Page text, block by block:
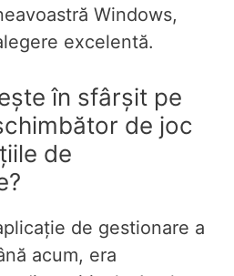
Windows,
excelentă.
în sfârșit pe
de joc
de
de gestionare a
acum, era